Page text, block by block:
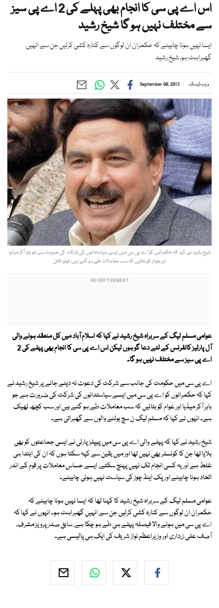
اس اے پی سی کا انجام بھی پہلے کی 2 اے پی سیز
سے مختلف نہیں ہو گا شیخ رشید
ایسا نہیں ہونا چاہیئے کہ حکمران ان لوگوں سے کنارہ کشی کرلیں جن سے انہیں
گھبراہٹ ہو، شیخ رشید
ویب ڈیسک September 08, 2013
شیخ رشید نے کہا کہ حکمرانوں کو اے پی سی میں ایسے سیاستدانوں کی شرکت کی ضرورت ہے جو باہر آکر میڈیا
اور عوام کو بتائیں کہ سب معاملات طے ہو گئے ہیں۔ فوٹو: فائل
عوامی مسلم لیگ کے سربراہ شیخ رشید نے کہا کہ اسلام آباد میں کل منعقد ہونے والی
آل پارٹیز کانفرنس کے لئے دعا گو ہوں لیکن اس اے پی سی کا انجام بھی پہلے کی 2
اے پی سیز سے مختلف نہیں ہو گا۔
اے پی سی میں حکومت کی جانب سے شرکت کی دعوت نہ دیئے جانے پر شیخ رشید نے
کہا کہ حکمرانوں کو اے پی سی میں ایسے سیاستدانوں کی شرکت کی ضرورت ہے جو
باہر آکر میڈیا اور عوام کو بتائیں کہ سب معاملات طے ہو گئے ہیں اور سب کچھ ٹھیک
ہے۔ انہوں نے کہا کہ مسلم لیگ ن سچ بولنے والوں سے گھبراتی ہے۔
شیخ رشید نے کہا کہ پہلے والی اے پی سی میں پیپلز پارٹی نے ایسی جماعتوں کو بھی
بلایا تھا جن کا کونسلر بھی نہیں تھا اور میں یقین سے کہہ سکتا ہوں کہ ان کی ابتدا ہی
غلط ہے اور یہ کسی انجام تک نہیں پہنچ سکتے، ایسے حساس معاملات پر قوم کے اندر
اتحاد ہونا چاہیئے اور پک اینڈ چوز کی سیاست نہیں ہونی چاہیئے۔
عوامی مسلم لیگ کے سربراہ شیخ رشید کا کہنا تھا کہ ایسا نہیں ہونا چاہیئے کہ
حکمران ان لوگوں سے کنارہ کشی کرلیں جن سے انہیں گھبراہٹ ہو۔ انہوں نے کہا کہ
اے پی سی میں ہونے والا فیصلہ پہلے ہی طے ہو چکا ہے، سابق صدر پرویز مشرف،
آصف علی زرداری اور وزیراعظم نواز شریف کی ایک ہی پالیسی ہے۔